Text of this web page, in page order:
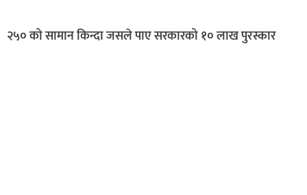
२५० को सामान किन्दा जसले पाए सरकारको १० लाख पुरस्कार